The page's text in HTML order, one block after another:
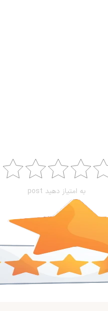
به امتیاز دهید post